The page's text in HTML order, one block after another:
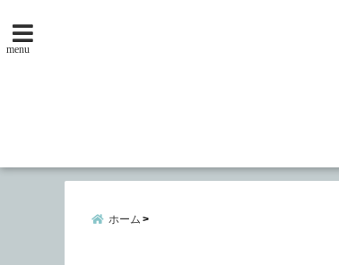
menu
ホーム